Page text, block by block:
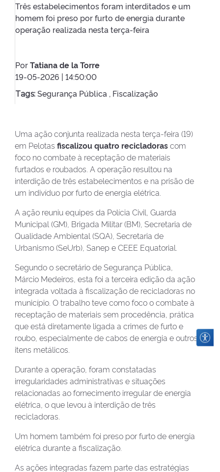
Três estabelecimentos foram interditados e um
homem foi preso por furto de energia durante
operação realizada nesta terça-feira
PorTatiana de la Torre
19-05-2026 | 14:50:00
Tags: Segurança Pública , Fiscalização
Uma ação conjunta realizada nesta terça-feira (19)
em Pelotas fiscalizou quatro recicladorascom
foco no combate à receptação de materiais
furtados e roubados. A operação resultou na
interdição de três estabelecimentos e na prisão de
um indivíduo por furto de energia elétrica.
A ação reuniu equipes da Polícia Civil, Guarda
Municipal (GM), Brigada Militar (BM), Secretaria de
Qualidade Ambiental (SQA), Secretaria de
Urbanismo (SeUrb), Sanep e CEEE Equatorial.
Segundo o secretário de Segurança Pública,
Márcio Medeiros, esta foi a terceira edição da ação
integrada voltada à fiscalização de recicladoras no
município. O trabalho teve como foco o combate à
receptação de materiais sem procedência, prática
que está diretamente ligada a crimes de furto e
roubo, especialmente de cabos de energia e outros
itens metálicos.
Durante a operação, foram constatadas
irregularidades administrativas e situações
relacionadas ao fornecimento irregular de energia
elétrica, o que levou à interdição de três
recicladoras.
Um homem também foi preso por furto de energia
elétrica durante a fiscalização.
As ações integradas fazem parte das estratégias